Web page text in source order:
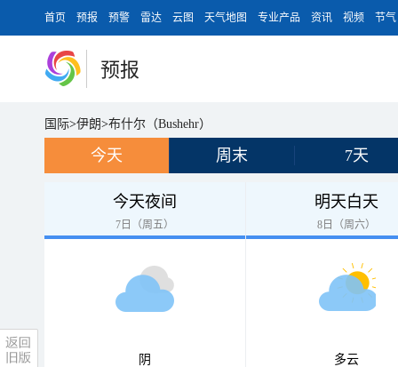
首页 预报 预警 雷达 云图 天气地图 专业产品 资讯 视频 节气
预报
国际>伊朗>布什尔（Bushehr）
今天 周末 7天
今天夜间
7日（周五）
阴
明天白天
8日（周六）
多云